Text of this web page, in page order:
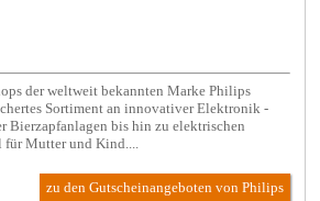
der weltweit bekannten Marke Philips
Sortiment an innovativer Elektronik -
Bierzapfanlagen bis hin zu elektrischen
Mutter und Kind....
zu den Gutscheinangeboten von Philips